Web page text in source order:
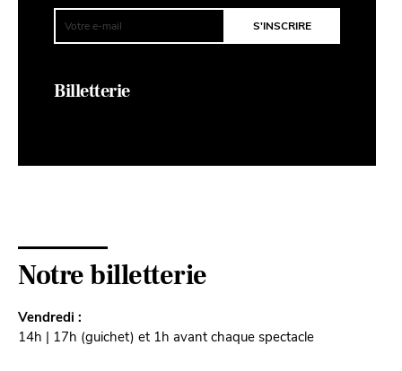
Billetterie
Notre billetterie
Vendredi :
14h | 17h (guichet) et 1h avant chaque spectacle